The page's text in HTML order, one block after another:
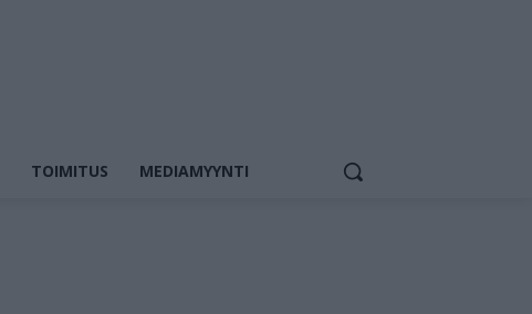
TOIMITUS MEDIAMYYNTI